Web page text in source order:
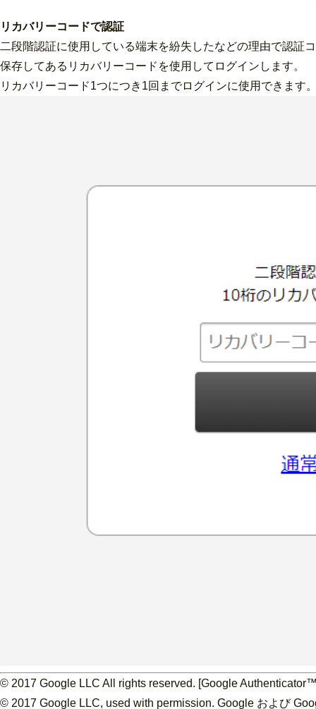
リカバリーコードで認証
二段階認証に使用している端末を紛失したなどの理由で認証
保存してあるリカバリーコードを使用してログインします。
リカバリーコード1つにつき1回までログインに使用できます
© 2017 Google LLC All rights reserved. [Google
© 2017 Google LLC, used with permission. Google および